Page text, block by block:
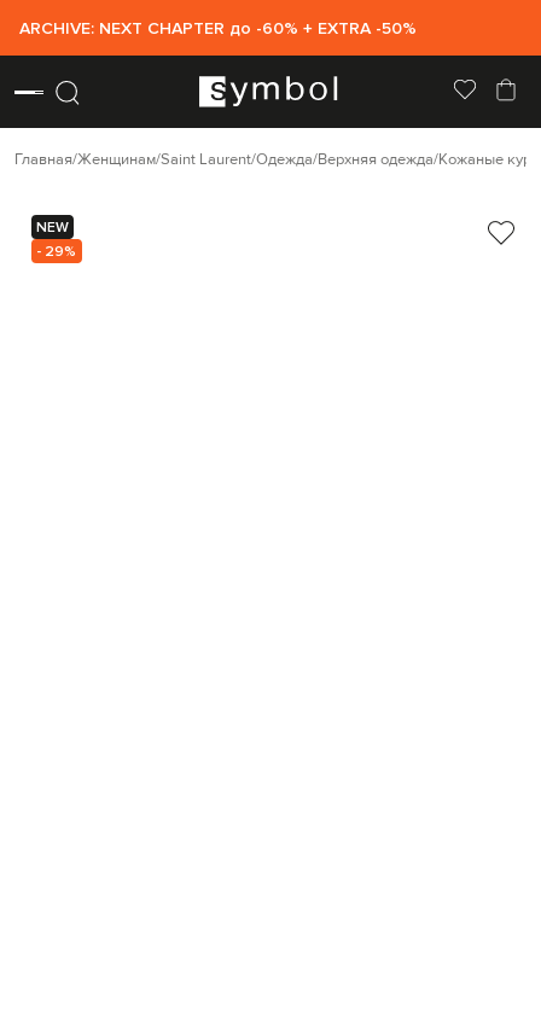
ARCHIVE: NEXT CHAPTER до -60% + EXTRA -50%
Главная Женщинам Saint Laurent Одежда Верхняя одежда Кожаные
NEW
- 29%